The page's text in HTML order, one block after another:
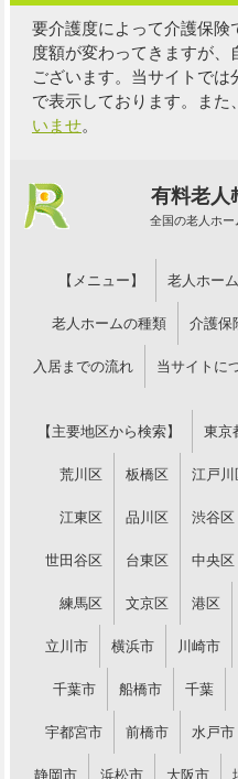
要介護度によって介護保険
度額が変わってきますが
ございます。当サイトで
で表示しております。また
いませ。
有料老人
全国の老人ホ
【メニュー】 老人ホー
老人ホームの種類 介護保
入居までの流れ 当サイトに
【主要地区から検索】 東京
荒川区 板橋区 江戸川
江東区 品川区 渋谷区
世田谷区 台東区 中央区
練馬区 文京区 港区
立川市 横浜市 川崎市
千葉市 船橋市 千葉
宇都宮市 前橋市 水戸市
静岡市 浜松市 大阪市